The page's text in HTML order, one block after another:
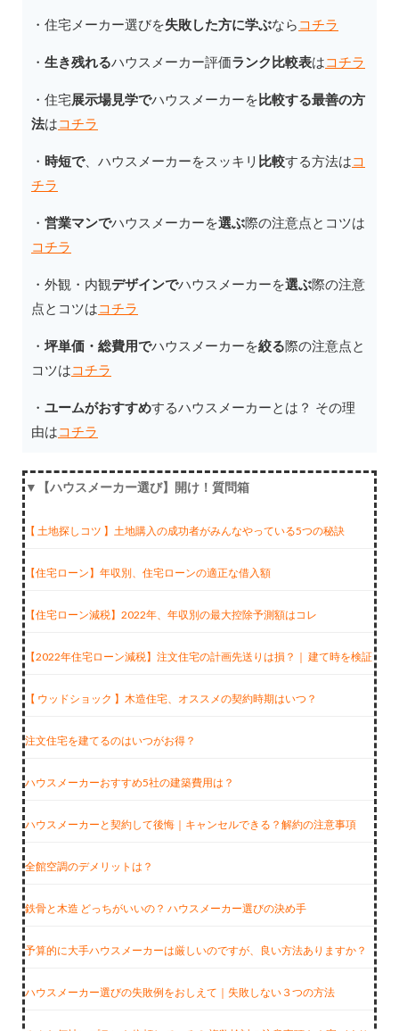
・住宅メーカー選びを失敗した方に学ぶなら コチラ
・ 生き残れるハウスメーカー評価ランク比較表はコチラ
・住宅展示場見学でハウスメーカーを 比較する最善の方
法はコチラ
・ 時短で、ハウスメーカーをスッキリ 比較する方法はコ
チラ
・ 営業マンでハウスメーカーを選ぶ際の注意点とコツは
コチラ
・外観・内観デザインでハウスメーカーを選ぶ際の注意
点とコツはコチラ
・坪単価・総費用でハウスメーカーを絞る際の注意点と
コツはコチラ
・ ユームがおすすめするハウスメーカーとは？ その理
由はコチラ
▼【ハウスメーカー選び】開け！質問箱
【 土地探しコツ 】土地購入の成功者がみんなやっている5つの秘訣
【住宅ローン】年収別、住宅ローンの適正な借入額
【住宅ローン減税】2022年、年収別の最大控除予測額はコレ
【2022年住宅ローン減税】注文住宅の計画先送りは損？｜ 建て時を検証
【 ウッドショック 】木造住宅、オススメの契約時期はいつ？
注文住宅を建てるのはいつがお得？
ハウスメーカーおすすめ5社の建築費用は？
ハウスメーカーと契約して後悔｜キャンセルできる？解約の注意事項
全館空調のデメリットは？
鉄骨と木造 どっちがいいの？ ハウスメーカー選びの決め手
予算的に大手ハウスメーカーは厳しいのですが、良い方法ありますか？
ハウスメーカー選びの失敗例をおしえて｜失敗しない３つの方法